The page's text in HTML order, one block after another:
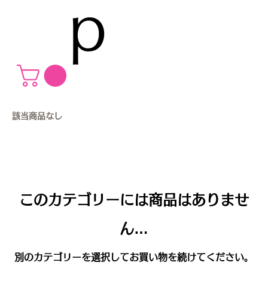
p
該当商品なし
このカテゴリーには商品はありませ
ん…
別のカテゴリーを選択してお買い物を続けてください。